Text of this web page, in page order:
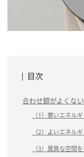
目次
合わせ鏡がよくな
（1）悪いエネル
（2）よいエネル
（3）異質な空間